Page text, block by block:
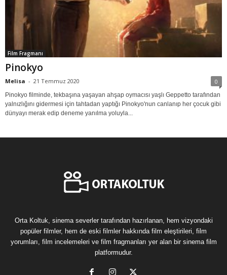
Film Fragmanı
Pinokyo
Melisa - 21 Temmuz 2020 0
Pinokyo filminde, tekbaşına yaşayan ahşap oymacısı yaşlı Geppetto tarafından
yalnızlığını gidermesi için tahtadan yaptığı Pinokyo'nun canlanıp her çocuk gibi
dünyayı merak edip deneme yanılma yoluyla...
Orta Koltuk, sinema severler tarafından hazırlanan, hem vizyondaki
popüler filmler, hem de eski filmler hakkında film eleştirileri, film
yorumları, film incelemeleri ve film fragmanları yer alan bir sinema film
platformudur.